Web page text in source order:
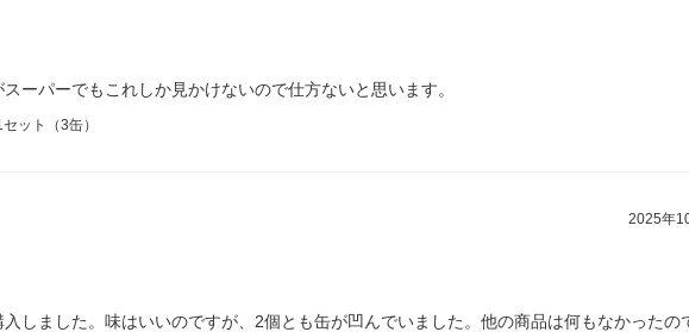
ーパーでもこれしか見かけないので仕方ないと思います。
ット（3缶）
2025年
しました。味はいいのですが、2個とも缶が凹んでいました。他の商品は何もなかったの